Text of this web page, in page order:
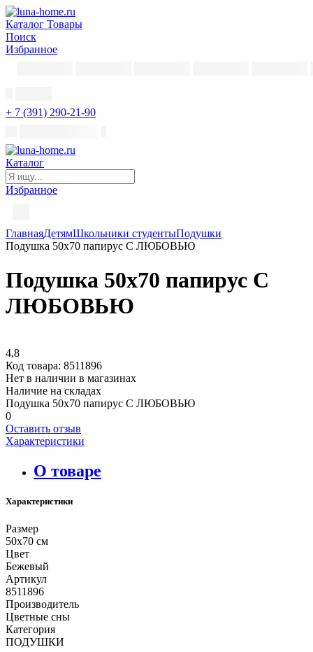
Каталог Товары
Поиск
Избранное
+ 7 (391) 290-21-90
Каталог
Избранное
ГлавнаяДетямШкольники студентыПодушки
Подушка 50х70 папирус С ЛЮБОВЬЮ
Подушка 50х70 папирус С
ЛЮБОВЬЮ
4,8
Код товара: 8511896
Нет в наличии в магазинах
Наличие на складах
Подушка 50х70 папирус С ЛЮБОВЬЮ
0
Оставить отзыв
Характеристики
О товаре
Характеристики
Размер
50х70 см
Цвет
Бежевый
Артикул
8511896
Производитель
Цветные сны
Категория
ПОДУШКИ